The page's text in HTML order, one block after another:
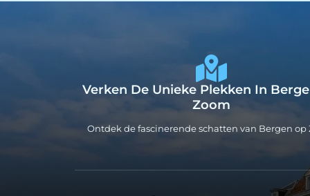
Verken De Unieke Plekken In
Zoom
Ontdek de fascinerende schatten van Bergen op